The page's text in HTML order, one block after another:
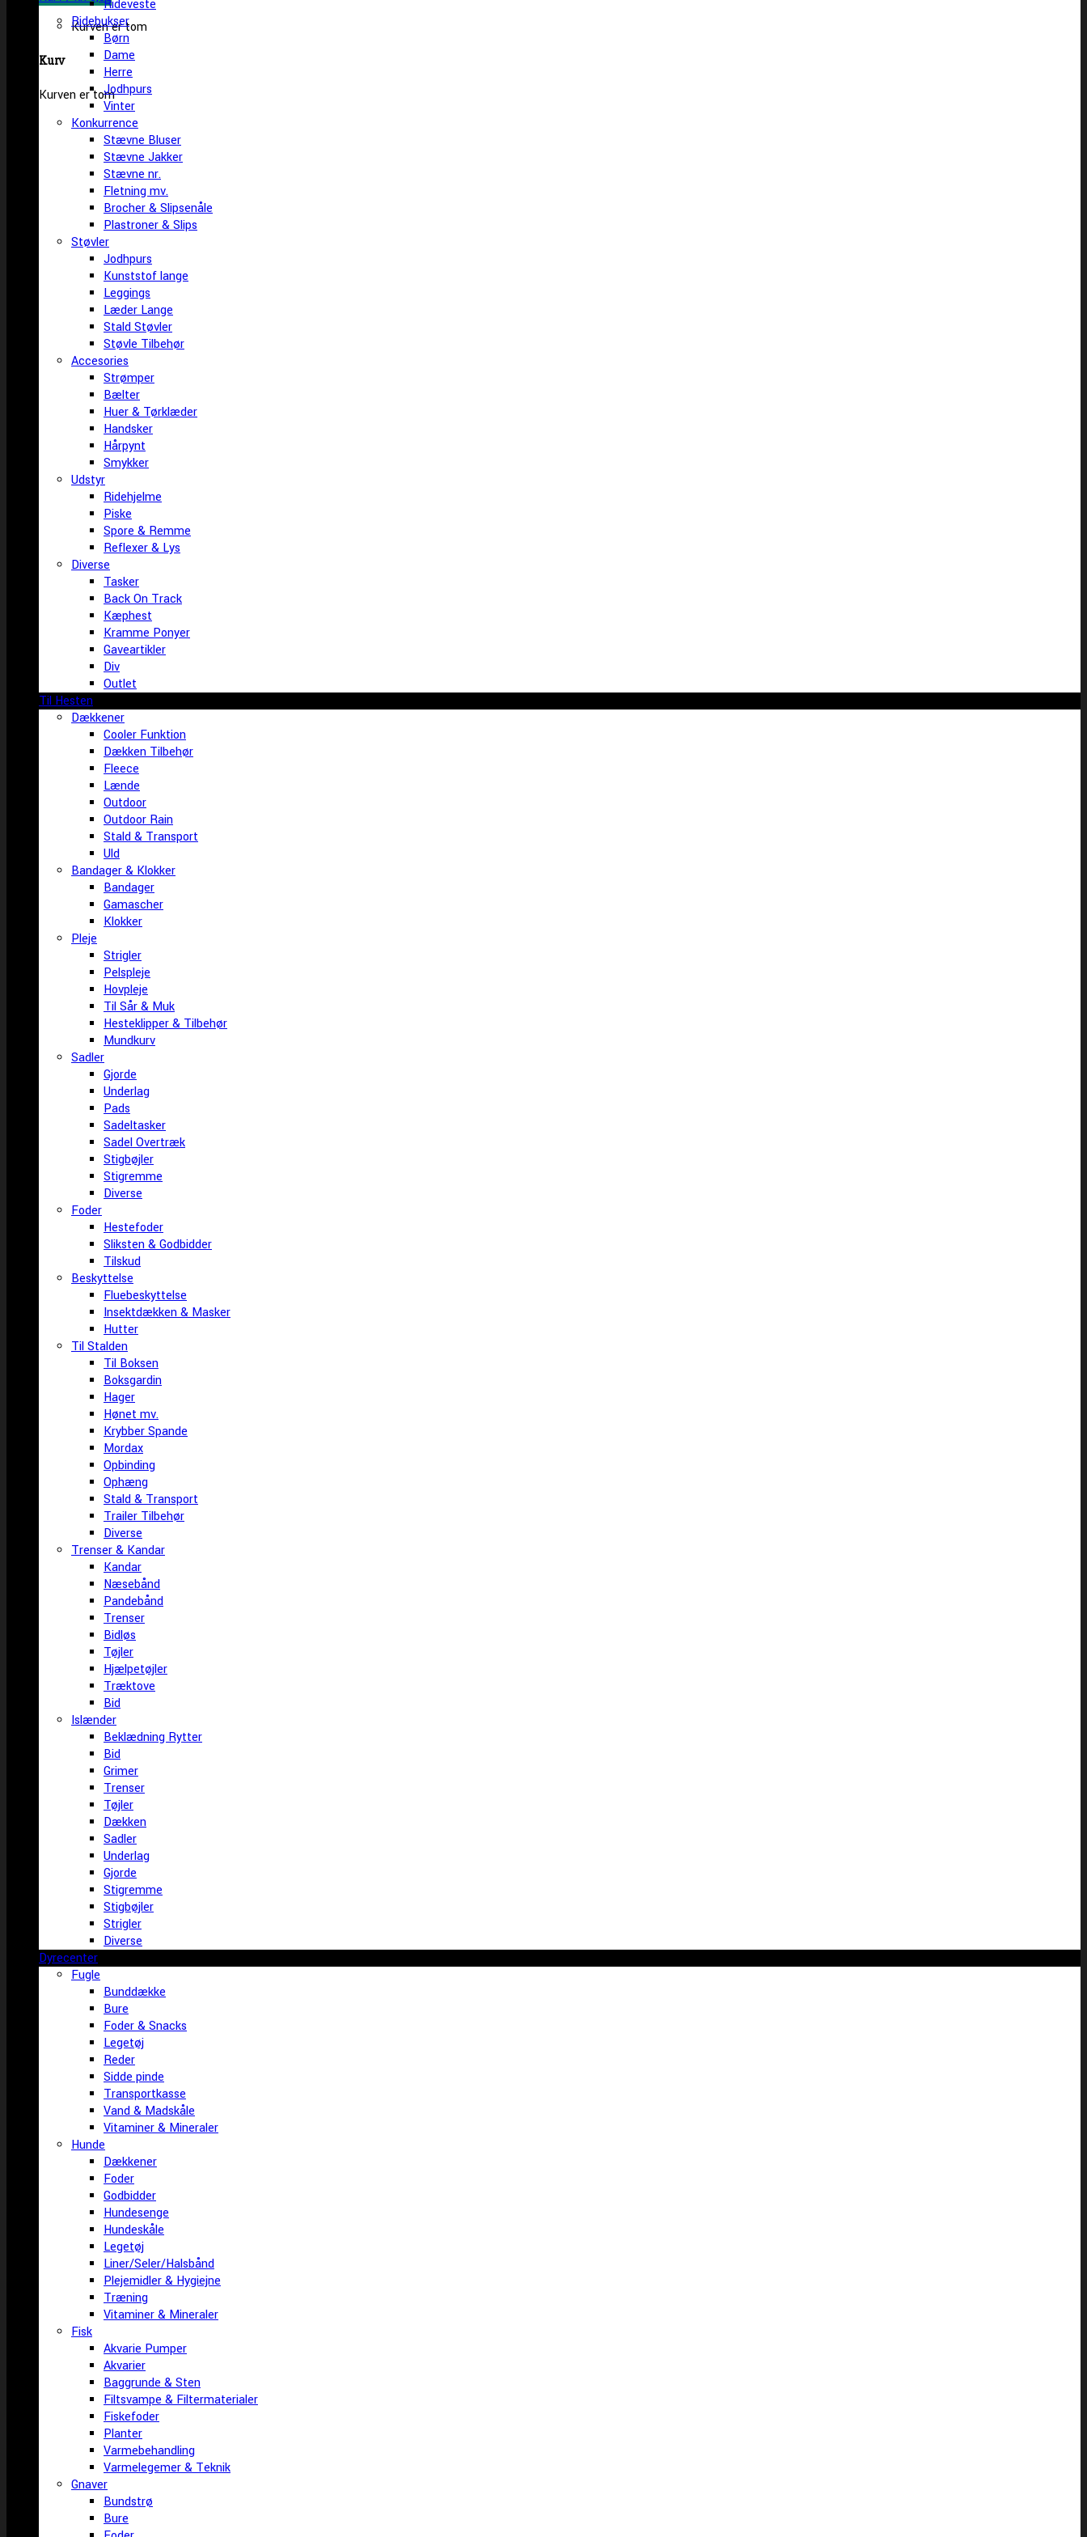
Kurven er tom
Kurv
Kurven er tom
Rideveste
Ridebukser
Børn
Dame
Herre
Jodhpurs
Vinter
Konkurrence
Stævne Bluser
Stævne Jakker
Stævne nr.
Fletning mv.
Brocher & Slipsenåle
Plastroner & Slips
Støvler
Jodhpurs
Kunststof lange
Leggings
Læder Lange
Stald Støvler
Støvle Tilbehør
Accesories
Strømper
Bælter
Huer & Tørklæder
Handsker
Hårpynt
Smykker
Udstyr
Ridehjelme
Piske
Spore & Remme
Reflexer & Lys
Diverse
Tasker
Back On Track
Kæphest
Kramme Ponyer
Gaveartikler
Div
Outlet
Til Hesten
Dækkener
Cooler Funktion
Dækken Tilbehør
Fleece
Lænde
Outdoor
Outdoor Rain
Stald & Transport
Uld
Bandager & Klokker
Bandager
Gamascher
Klokker
Pleje
Strigler
Pelspleje
Hovpleje
Til Sår & Muk
Hesteklipper & Tilbehør
Mundkurv
Sadler
Gjorde
Underlag
Pads
Sadeltasker
Sadel Overtræk
Stigbøjler
Stigremme
Diverse
Foder
Hestefoder
Sliksten & Godbidder
Tilskud
Beskyttelse
Fluebeskyttelse
Insektdækken & Masker
Hutter
Til Stalden
Til Boksen
Boksgardin
Hager
Hønet mv.
Krybber Spande
Mordax
Opbinding
Ophæng
Stald & Transport
Trailer Tilbehør
Diverse
Trenser & Kandar
Kandar
Næsebånd
Pandebånd
Trenser
Bidløs
Tøjler
Hjælpetøjler
Træktove
Bid
Islænder
Beklædning Rytter
Bid
Grimer
Trenser
Tøjler
Dækken
Sadler
Underlag
Gjorde
Stigremme
Stigbøjler
Strigler
Diverse
Dyrecenter
Fugle
Bunddække
Bure
Foder & Snacks
Legetøj
Reder
Sidde pinde
Transportkasse
Vand & Madskåle
Vitaminer & Mineraler
Hunde
Dækkener
Foder
Godbidder
Hundesenge
Hundeskåle
Legetøj
Liner/Seler/Halsbånd
Plejemidler & Hygiejne
Træning
Vitaminer & Mineraler
Fisk
Akvarie Pumper
Akvarier
Baggrunde & Sten
Filtsvampe & Filtermaterialer
Fiskefoder
Planter
Varmebehandling
Varmelegemer & Teknik
Gnaver
Bundstrø
Bure